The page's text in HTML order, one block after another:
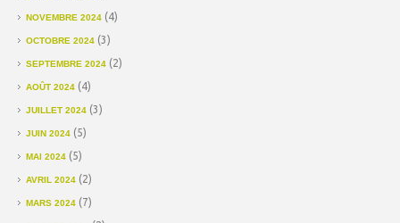
NOVEMBRE 2024 (4)
OCTOBRE 2024 (3)
SEPTEMBRE 2024 (2)
AOÛT 2024 (4)
JUILLET 2024 (3)
JUIN 2024 (5)
MAI 2024 (5)
AVRIL 2024 (2)
MARS 2024 (7)